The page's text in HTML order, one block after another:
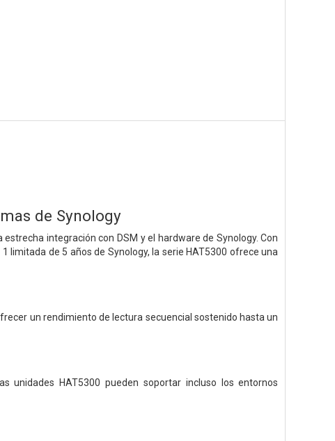
de Synology
integración con DSM y el hardware de Synology. Con
limitada de 5 años de Synology, la serie HAT5300 ofrece una
un rendimiento de lectura secuencial sostenido hasta un
unidades HAT5300 pueden soportar incluso los entornos